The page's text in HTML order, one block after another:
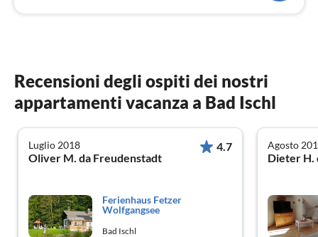
Recensioni degli ospiti dei nostri
appartamenti vacanza a Bad Ischl
Luglio 2018
Oliver M. da Freudenstadt
4.7
Ferienhaus Fetzer
Wolfgangsee
Bad Ischl
Agosto
Dieter H.